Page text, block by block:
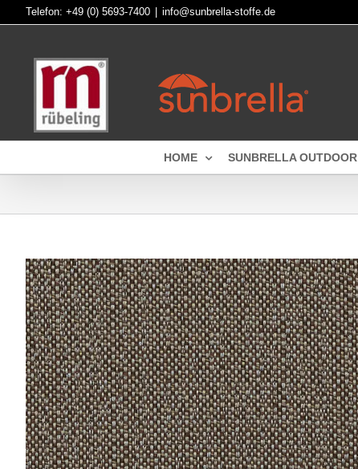
to
Telefon: +49 (0) 5693-7400 info@sunbrella-stoffe.de
HOME SUNBRELLA OUTDOOR